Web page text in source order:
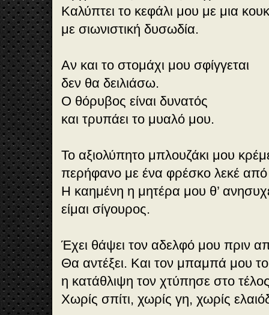
Kαλύπτει το κεφάλι μου με μια
με σιωνιστική δυσωδία.
Αν και το στομάχι μου σφίγγεται
δεν θα δειλιάσω.
Ο θόρυβος είναι δυνατός
και τρυπάει το μυαλό μου.
Το αξιολύπητο μπλουζάκι μου
περήφανο με ένα φρέσκο λεκέ από
Η καημένη η μητέρα μου θ’
είμαι σίγουρος.
Έχει θάψει τον αδελφό μου πριν
Θα αντέξει. Kαι τον μπαμπά μου το
η κατάθλιψη τον χτύπησε στο
Χωρίς σπίτι, χωρίς γη, χωρίς